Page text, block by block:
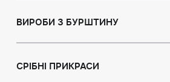
Натюрморт
Ікони з пластин
ВИРОБИ З БУРШТИНУ
Браслети
СРІБНІ ПРИКРАСИ